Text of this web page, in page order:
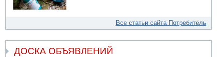
Все статьи сайта Потребитель
ДОСКА ОБЪЯВЛЕНИЙ